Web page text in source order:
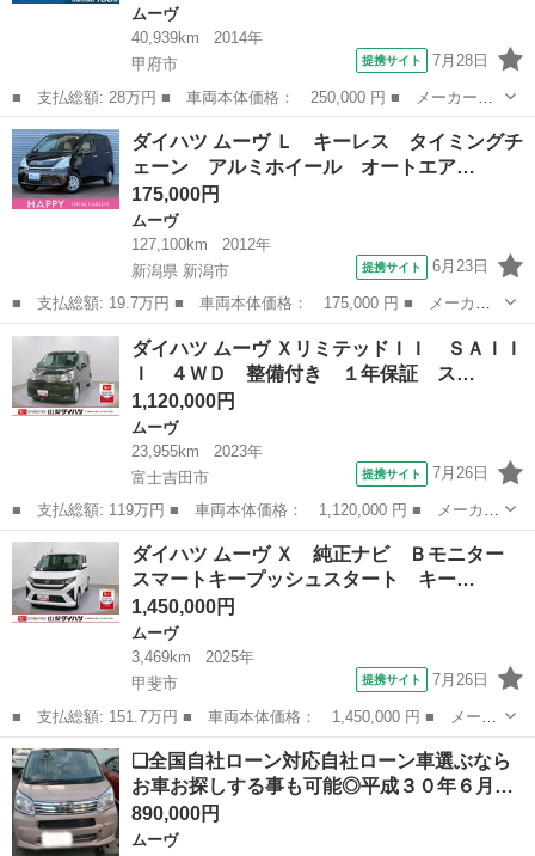
ムーヴ
40,939km
2014年
甲府市
提携サイト 7月28日
■ 支払総額: 28万円 ■ 車両本体価格： 250,000 円 ■ メーカー
名： ダイハツ ■ 車種名： ムーヴ ■ グレード名： Ｌ ＳＡ
車検１０年７月 オートギヤシフト キーレス ナビ ＥＴＣ ＡＢ
Ｓ ＳＲＳエアバ...
山梨 甲府市 ムーヴ
ダイハツ ムーヴ Ｌ キーレス タイミングチ
ェーン アルミホイール オートエア…
175,000円
ムーヴ
127,100km
2012年
新潟県 新潟市
提携サイト 6月23日
■ 支払総額: 19.7万円 ■ 車両本体価格： 175,000 円 ■ メーカー
名： ダイハツ ■ 車種名： ムーヴ ■ グレード名： Ｌ キーレ
ス タイミングチェーン アルミホイール オートエアコン ナビ
ＴＶチューナ...
新潟 新潟市 ムーヴ
ダイハツ ムーヴ ＸリミテッドＩＩ ＳＡＩＩ
Ｉ ４ＷＤ 整備付き １年保証 ス…
1,120,000円
ムーヴ
23,955km
2023年
富士吉田市
提携サイト 7月26日
■ 支払総額: 119万円 ■ 車両本体価格： 1,120,000 円 ■ メーカー
名： ダイハツ ■ 車種名： ムーヴ ■ グレード名： Ｘリミテッ
ドＩＩ ＳＡＩＩＩ ４ＷＤ 整備付き １年保証 スマートアシス
ト・１４イ...
山梨 富士吉田市 ムーヴ
ダイハツ ムーヴ Ｘ 純正ナビ Ｂモニター
スマートキープッシュスタート キー…
1,450,000円
ムーヴ
3,469km
2025年
甲斐市
提携サイト 7月26日
■ 支払総額: 151.7万円 ■ 車両本体価格： 1,450,000 円 ■ メーカ
ー名： ダイハツ ■ 車種名： ムーヴ ■ グレード名： Ｘ 純正
ナビ Ｂモニター スマートキープッシュスタート キーレスエント
リー 記...
山梨 甲斐市 ムーヴ
❑全国自社ローン対応自社ローン車選ぶなら
お車お探しする事も可能◎平成３０年６月…
890,000円
ムーヴ